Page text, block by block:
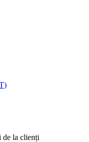
de la clienți